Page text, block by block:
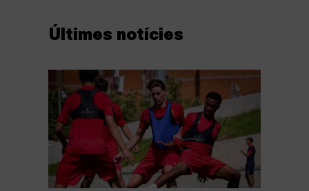
Últimes notícies